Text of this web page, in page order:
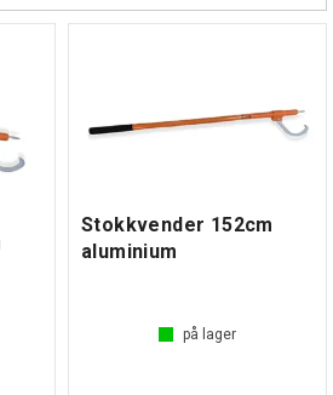
Stokkvender 152cm
aluminium
på lager